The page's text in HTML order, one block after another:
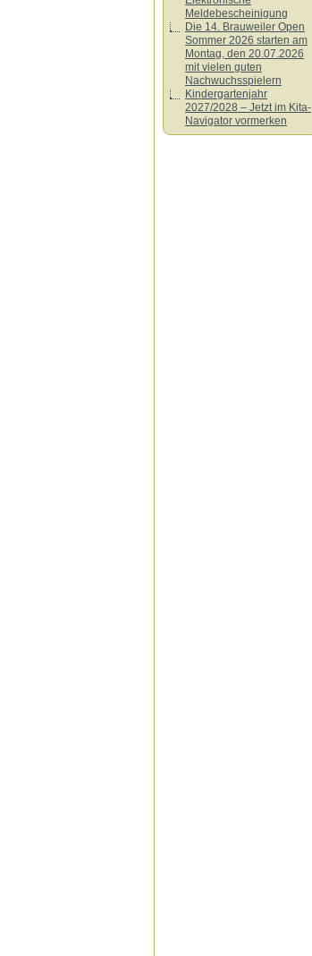
Meldebescheinigung
Die 14. Brauweiler Open
Sommer 2026 starten am
Montag, den 20.07.2026
mit vielen guten
Nachwuchsspielern
Kindergartenjahr
2027/2028 – Jetzt im Kita-
Navigator vormerken